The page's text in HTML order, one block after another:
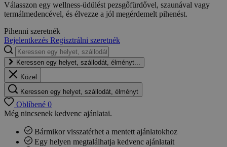
Válasszon egy wellness-üdülést pezsgőfürdővel, szaunával vagy
termálmedencével, és élvezze a jól megérdemelt pihenést.
Pihenni szeretnék
Bejelentkezés Regisztrálni szeretnék
Keressen egy helyet, szállodát, élményt...
Közel
Keressen egy helyet, szállodát, élményt
Oblíbené 0
Még nincsenek kedvenc ajánlatai.
Bármikor visszatérhet a mentett ajánlatokhoz
Egy helyen megtalálhatja kedvenc ajánlatait